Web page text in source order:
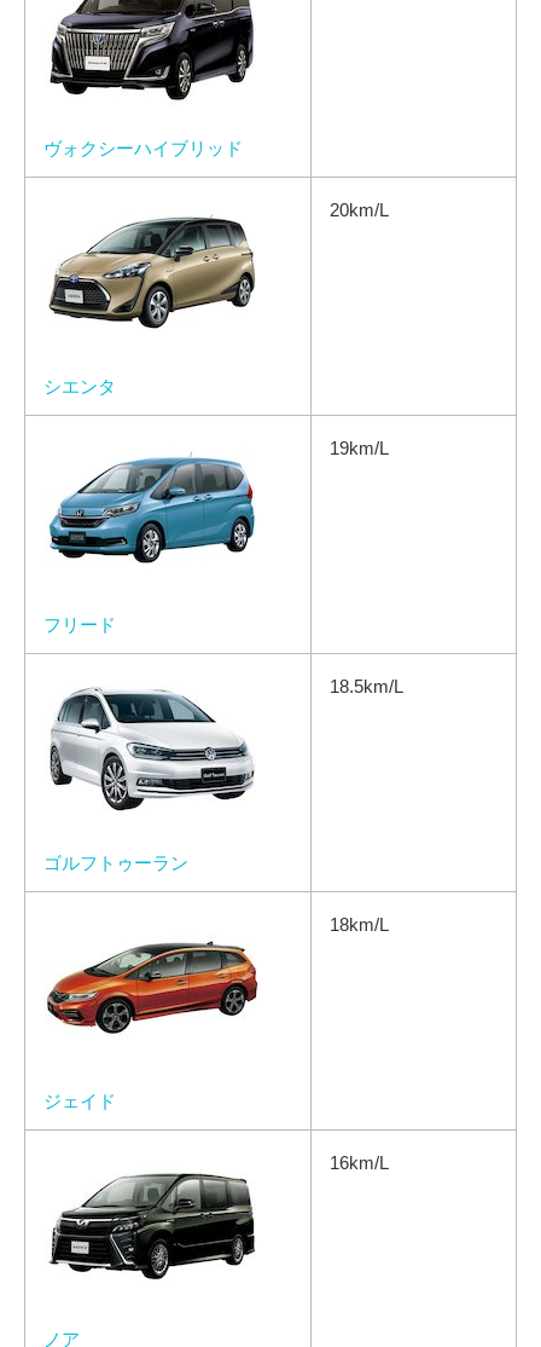
ヴォクシーハイブリッド
シエンタ
20km/L
フリード
19km/L
ゴルフトゥーラン
18.5km/L
ジェイド
18km/L
ノア
16km/L